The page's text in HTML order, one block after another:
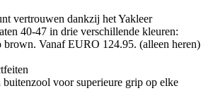
vertrouwen dankzij het Yakleer
40-47 in drie verschillende kleuren:
brown. Vanaf EURO 124.95. (alleen heren)
voor superieure grip op elke